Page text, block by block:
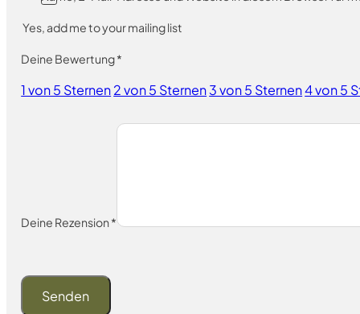
Yes, add me to your mailing list
Deine Bewertung*
1 von 5 Sternen2 von 5 Sternen3 von 5 Sternen4 von 5
Deine Rezension*